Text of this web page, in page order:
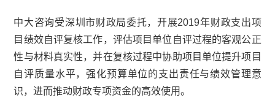
中大咨询受深圳市财政局委托，开展2019年财政支出项
目绩效自评复核工作，评估项目单位自评过程的客观公正
性与材料真实性，并在复核过程中协助项目单位提升项目
自评质量水平，强化预算单位的支出责任与绩效管理意
识，进而推动财政专项资金的高效使用。